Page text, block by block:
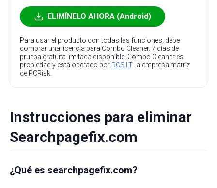
ELIMÍNELO AHORA (Android)
Para usar el producto con todas las funciones, debe
comprar una licencia para Combo Cleaner. 7 días de
prueba gratuita limitada disponible. Combo Cleaner es
propiedad y está operado por RCS LT, la empresa matriz
de PCRisk.
Instrucciones para eliminar
Searchpagefix.com
¿Qué es searchpagefix.com?